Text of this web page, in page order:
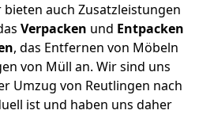
auch Zusatzleistungen
Verpacken und Entpacken
, das Entfernen von Möbeln
von Müll an. Wir sind uns
Umzug von Reutlingen nach
ist und haben uns daher